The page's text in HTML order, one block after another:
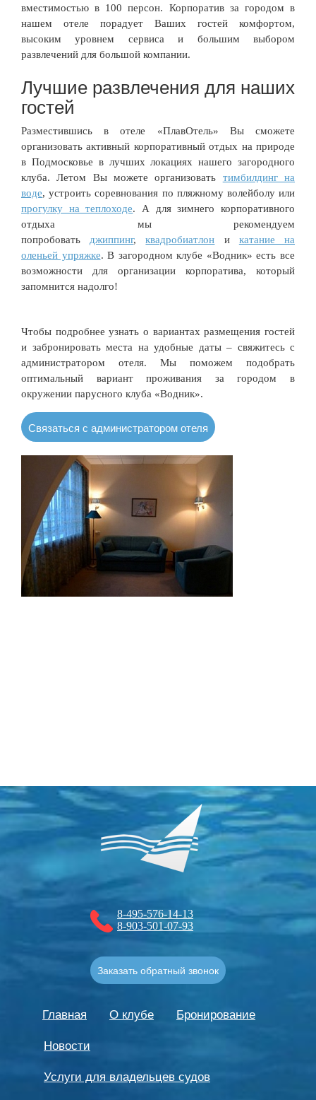
вместимостью в 100 персон. Корпоратив за городом в
нашем отеле порадует Ваших гостей комфортом,
высоким уровнем сервиса и большим выбором
развлечений для большой компании.
Лучшие развлечения для наших
гостей
Разместившись в отеле «ПлавОтель» Вы сможете
организовать активный корпоративный отдых на природе
в Подмосковье в лучших локациях нашего загородного
клуба. Летом Вы можете организовать тимбилдинг на
воде, устроить соревнования по пляжному волейболу или
прогулку на теплоходе. А для зимнего корпоративного
отдыха мы рекомендуем
попробовать джиппинг,квадробиатлон и катание на
оленьей упряжке. В загородном клубе «Водник» есть все
возможности для организации корпоратива, который
запомнится надолго!
Чтобы подробнее узнать о вариантах размещения гостей
и забронировать места на удобные даты – свяжитесь с
администратором отеля. Мы поможем подобрать
оптимальный вариант проживания за городом в
окружении парусного клуба «Водник».
Связаться с администратором отеля
Главная О клубе
Бронирование
Новости
Услуги для владельцев судов
8-495-576-14-13
8-903-501-07-93
Заказать обратный звонок